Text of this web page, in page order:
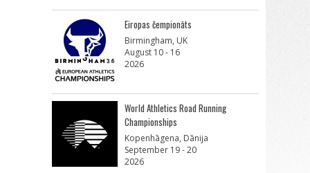
Eiropas čempionāts
Birmingham, UK
August 10 - 16
2026
World Athletics Road Running
Championships
Kopenhāgena, Dānija
September 19 - 20
2026